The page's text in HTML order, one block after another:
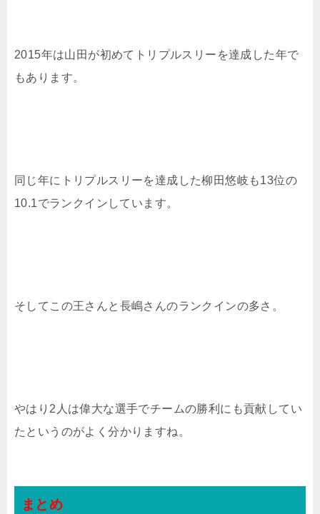
2015年は山田が初めてトリプルスリーを達成した年で
もあります。
同じ年にトリプルスリーを達成した柳田悠岐も13位の
10.1でランクインしています。
そしてこの王さんと長嶋さんのランクインの多さ。
やはり2人は偉大な選手でチームの勝利にも貢献してい
たというのがよく分かりますね。
まとめ